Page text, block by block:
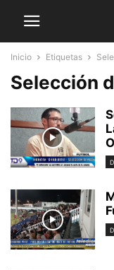
Inicio Etiquetas
Selección